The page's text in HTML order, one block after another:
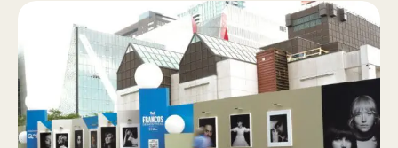
Exposition Francos